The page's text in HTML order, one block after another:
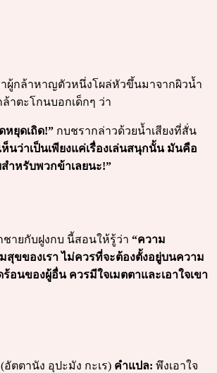
ผู้กล้าหาญตัวหนึ่งโผล่หัวขึ้นมาจากผิวน้ำ
าตะโกนบอกเด็กๆ ว่า
หยุดเถิด!” กบชรากล่าวด้วยน้ำเสียงที่สั่น
ห็นว่าเป็นเพียงแค่เรื่องเล่นสนุกนั้น มันคือ
ำหรับพวกข้าเลยนะ!”
กชายกับฝูงกบ นี้สอนให้รู้ว่า “ความ
ขของเรา ไม่ควรที่จะต้องตั้งอยู่บนความ
อนของผู้อื่น ควรมีใจเมตตาและเอาใจเขา
(อัตตานัง อุปะมัง กะเร) คำแปล: พึงเอาใจ